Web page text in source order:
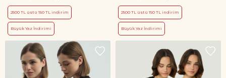
2500 TL üstü 150 TL indirim
Büyük Yaz İndirimi
2500 TL üstü 150 TL indirim
Büyük Yaz İndirimi